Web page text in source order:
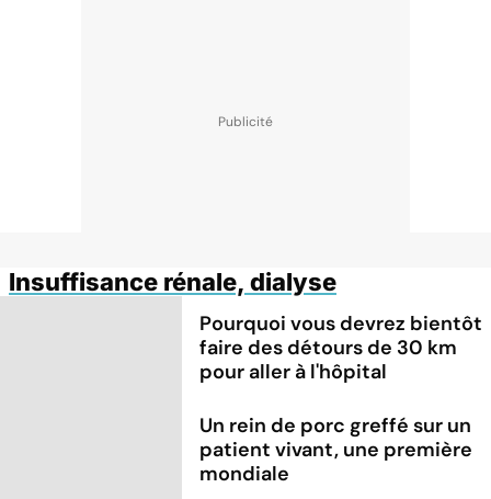
Insuffisance rénale, dialyse
Pourquoi vous devrez bientôt
faire des détours de 30 km
pour aller à l'hôpital
Un rein de porc greffé sur un
patient vivant, une première
mondiale